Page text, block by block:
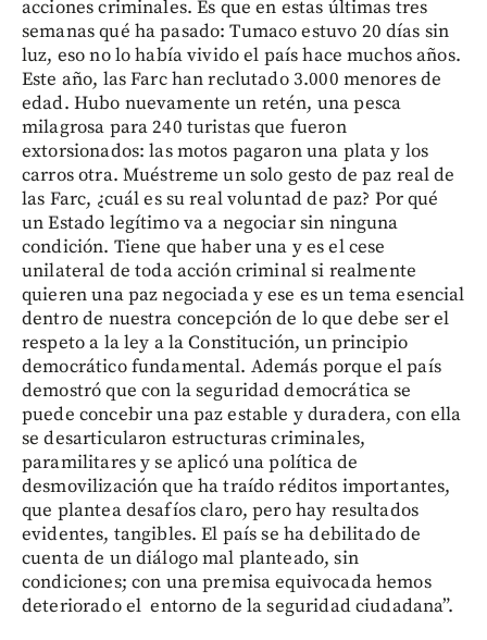
acciones criminales. Es que en estas últimas tres
semanas qué ha pasado: Tumaco estuvo 20 días sin
luz, eso no lo había vivido el país hace muchos años.
Este año, las Farc han reclutado 3.000 menores de
edad. Hubo nuevamente un retén, una pesca
milagrosa para 240 turistas que fueron
extorsionados: las motos pagaron una plata y los
carros otra. Muéstreme un solo gesto de paz real de
las Farc, ¿cuál es su real voluntad de paz? Por qué
un Estado legítimo va a negociar sin ninguna
condición. Tiene que haber una y es el cese
unilateral de toda acción criminal si realmente
quieren una paz negociada y ese es un tema esencial
dentro de nuestra concepción de lo que debe ser el
respeto a la ley a la Constitución, un principio
democrático fundamental. Además porque el país
demostró que con la seguridad democrática se
puede concebir una paz estable y duradera, con ella
se desarticularon estructuras criminales,
paramilitares y se aplicó una política de
desmovilización que ha traído réditos importantes,
que plantea desafíos claro, pero hay resultados
evidentes, tangibles. El país se ha debilitado de
cuenta de un diálogo mal planteado, sin
condiciones; con una premisa equivocada hemos
deteriorado el entorno de la seguridad ciudadana”.